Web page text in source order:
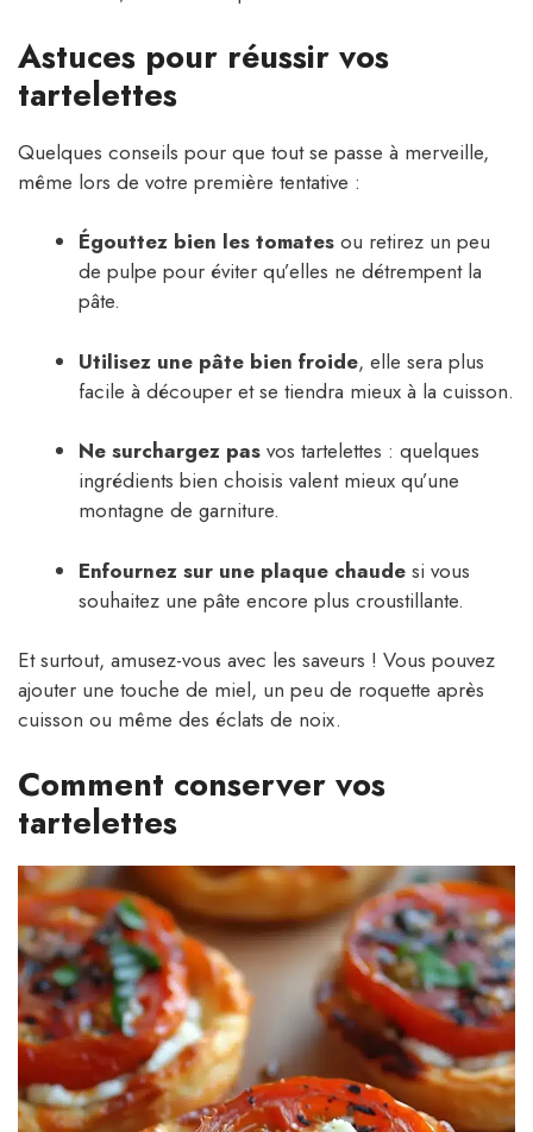
Astuces pour réussir vos
tartelettes
Quelques conseils pour que tout se passe à merveille,
même lors de votre première tentative :
Égouttez bien les tomates ou retirez un peu
de pulpe pour éviter qu’elles ne détrempent la
pâte.
Utilisez une pâte bien froide, elle sera plus
facile à découper et se tiendra mieux à la cuisson.
Ne surchargez pas vos tartelettes : quelques
ingrédients bien choisis valent mieux qu’une
montagne de garniture.
Enfournez sur une plaque chaude si vous
souhaitez une pâte encore plus croustillante.
Et surtout, amusez-vous avec les saveurs ! Vous pouvez
ajouter une touche de miel, un peu de roquette après
cuisson ou même des éclats de noix.
Comment conserver vos
tartelettes